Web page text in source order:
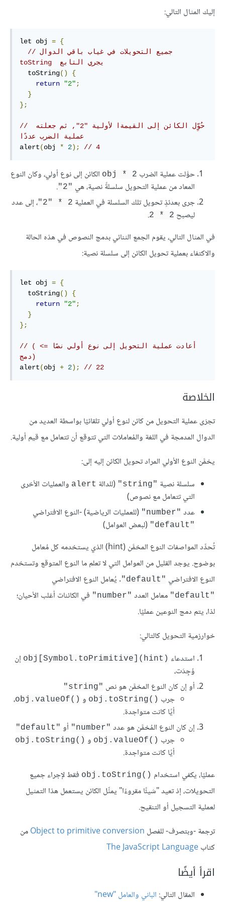
إليك المثال التالي:
let obj = {
// جميع التحويلات في غياب باقي الدوال
  toString
()
{
return
"2";
}
};
// حُوِّل الكائن إلى القيمةا لأولية "2", ثم جعلته
عملية الضرب عددًا
alert(obj * 2); // 4
حوَّلت عملية الضرب obj * 2 الكائن إلى نوع أولي، وكان النوع
المعاد من عملية التحويل سلسلةً نصية، هي "2"
.
جرى بعدئذٍ تحويل تلك السلسلة في العملية ‎"2" * 2، إلى عدد
ليصبح 2 * 2
.
في المثال التالي، يقوم الجمع الثنائي بدمج النصوص في هذه الحالة
والاكتفاء بعملية تحويل الكائن إلى سلسلة نصية:
let obj = {
  toString
()
{
return
"2";
}
};
// (أعادت عملية التحويل إلى نوع أولي نصًا =>
دمج)
alert(obj + 2); // 22
الخلاصة
تجرَى عملية التحويل من كائن لنوع أولي تلقائيًا بواسطة العديد من
الدوال المدمجة في اللغة والمُعاملات التي تتوقع أن تتعامل مع قيم أولية.
يخمَّن النوع الأولي المراد تحويل الكائن إليه إلى:
سلسلة نصية "string" (للدالة alert والعمليات الأخرى
التي تتعامل مع نصوص)
عدد "number" (للعمليات الرياضية) -النوع الافتراضي
"default"
(لبعض العوامل)
تُحدِّد المواصفات النوع المخمَّن (hint) الذي يستخدمه كل مُعامل
بوضوح. يوجد القليل من العوامل التي لا تعلم ما النوع المتوقع وتستخدم
النوع الافتراضي "default" . يُعامل النوع الافتراضي
"default" معامل العدد "number"
في الكائنات أغلب الأحيان؛
لذا، يتم دمج النوعين عمليًا.
خوارزمية التحويل كالتالي:
استدعاء obj[Symbol.toPrimitive](hint)‎ إن
وُجِدَت،
أو إن كان النوع المخمَّن هو نص "string"
جرب obj.toString()‎ و obj.valueOf()‎،
أيًا كانت متواجدة.
إن كان النوع المُخمَّن هو عدد "number" أو "default"
جرب obj.valueOf()‎ و obj.toString()‎
أيًا كانت متواجدة.
عمليًا، يكفي استخدام obj.toString()‎ فقط لإجراء جميع
التحويلات، إذ تعيد "شيئًا مقروءًا" يمثِّل الكائن يستعمل هذا التمثيل
لعملية التسجيل أو التنقيح.
ترجمة -وبتصرف- للفصل Object to primitive conversionمن
كتابThe JavaScript Language
اقرأ أيضًا
المقال التالي: الباني والعامل "new"